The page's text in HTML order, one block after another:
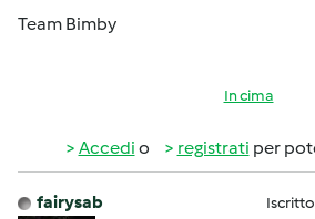
Team Bimby
In cima
Accedi o registrati per
fairysab